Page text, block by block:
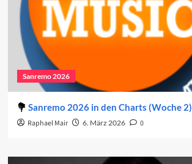
Sanremo 2026
Sanremo 2026 in den Charts (Woche 2)
Raphael Mair 6. März 2026 0